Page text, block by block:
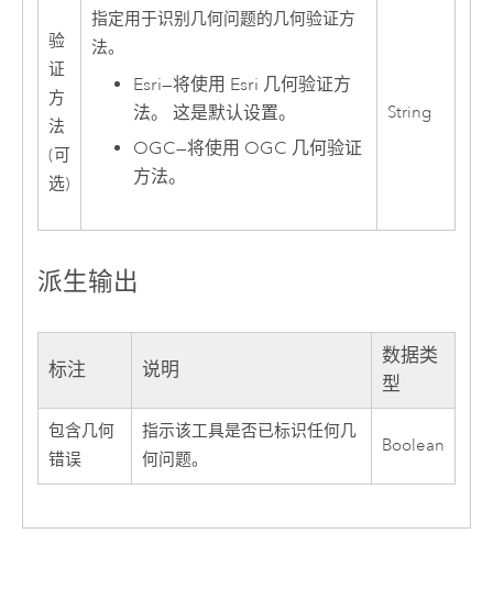
验
证
方
法
(可
选)
指定用于识别几何问题的几何验证方
法。
Esri—将使用 Esri 几何验证方
法。 这是默认设置。
OGC—将使用 OGC 几何验证
方法。
String
派生输出
标注 说明
数据类
型
包含几何
错误
指示该工具是否已标识任何几
何问题。
Boolean